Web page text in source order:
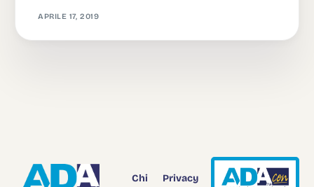
APRILE 17, 2019
Chi
Privacy